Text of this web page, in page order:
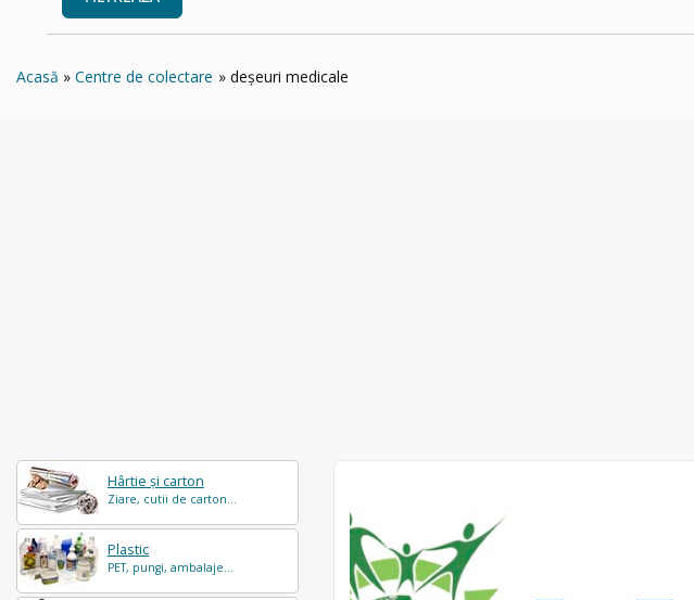
Acasă Centre de colectare deșeuri medicale
Hârtie și carton
Ziare, cutii de carton...
Plastic
PET, pungi, ambalaje...